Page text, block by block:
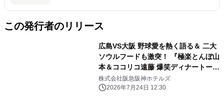
この発行者のリリース
広島VS大阪 野球愛を熱く語る＆ 二大
ソウルフードも激突！ 『極楽とんぼ山
本＆ココリコ遠藤 爆笑ディナートーク
ショー』開催 開催日：2026年9月22日
（火・祝）／ 7月25日（土）チケット
株式会社阪急阪神ホテルズ
2026年7月24日 12:30